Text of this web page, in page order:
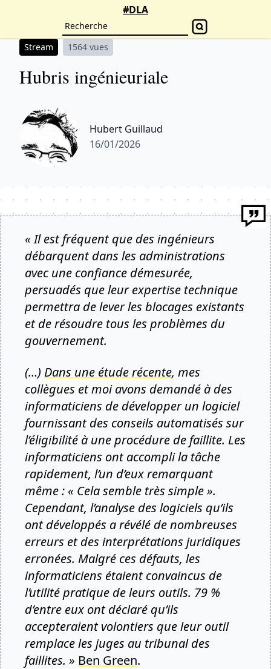
#DLA
Stream 1564 vues
Hubris ingénieuriale
Hubert Guillaud
16/01/2026
« Il est fréquent que des ingénieurs
débarquent dans les administrations
avec une confiance démesurée,
persuadés que leur expertise technique
permettra de lever les blocages existants
et de résoudre tous les problèmes du
gouvernement.
(…) Dans une étude récente, mes
collègues et moi avons demandé à des
informaticiens de développer un logiciel
fournissant des conseils automatisés sur
l’éligibilité à une procédure de faillite. Les
informaticiens ont accompli la tâche
rapidement, l’un d’eux remarquant
même : « Cela semble très simple ».
Cependant, l’analyse des logiciels qu’ils
ont développés a révélé de nombreuses
erreurs et des interprétations juridiques
erronées. Malgré ces défauts, les
informaticiens étaient convaincus de
l’utilité pratique de leurs outils. 79 %
d’entre eux ont déclaré qu’ils
accepteraient volontiers que leur outil
remplace les juges au tribunal des
faillites. » Ben Green.